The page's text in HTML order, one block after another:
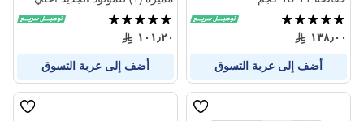
تقييم:
100%
١٣٨٫٠٠
أضف إلى عربة التسوق
حفاض
تقييم:
100%
١٠١٫٢٠
أضف إلى عربة التسوق
قائمة
قائمة